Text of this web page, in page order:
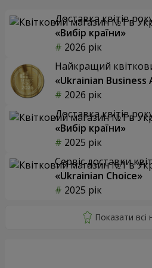
Доставка квітів
«Вибір країни»
2026 рік
Найкращий
«Ukrainian Business
2026 рік
Доставка квітів
«Вибір країни»
2025 рік
Сервіс доставки
«Ukrainian Choice»
2025 рік